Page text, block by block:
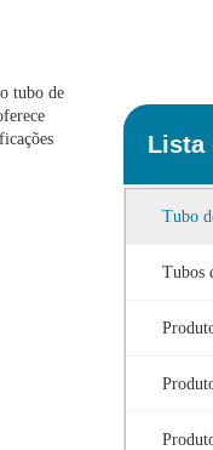
tubo de
Lista
Tubo
Tubos